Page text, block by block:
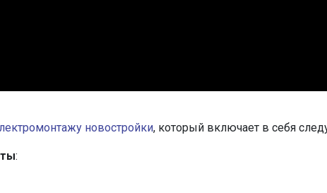
новостройки, который включает в себя
: